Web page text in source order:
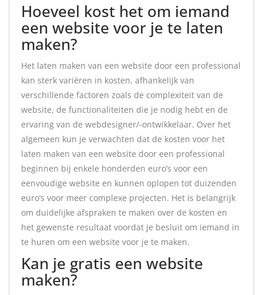
Hoeveel kost het om iemand
een website voor je te laten
maken?
Het laten maken van een website door een professional
kan sterk variëren in kosten, afhankelijk van
verschillende factoren zoals de complexiteit van de
website, de functionaliteiten die je nodig hebt en de
ervaring van de webdesigner/-ontwikkelaar. Over het
algemeen kun je verwachten dat de kosten voor het
laten maken van een website door een professional
beginnen bij enkele honderden euro’s voor een
eenvoudige website en kunnen oplopen tot duizenden
euro’s voor meer complexe projecten. Het is belangrijk
om duidelijke afspraken te maken over de kosten en
het gewenste resultaat voordat je besluit om iemand in
te huren om een website voor je te maken.
Kan je gratis een website
maken?